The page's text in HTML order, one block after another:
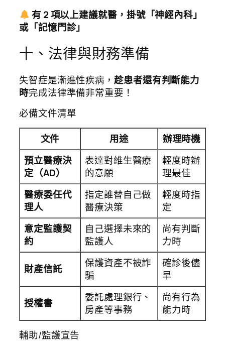
有 2 項以上建議就醫，掛號「神經內科」
或「記憶門診」
十、法律與財務準備
失智症是漸進性疾病， 趁患者還有判斷能力
時完成法律準備非常重要！
必備文件清單
文件
用途
辦理時機
預立醫療決
定（AD）
表達對維生醫療
的意願
輕度時辦
理最佳
醫療委任代
理人
指定誰替自己做
醫療決策
輕度時指
定
意定監護契
約
自己選擇未來的
監護人
尚有判斷
力時
財產信託
保護資產不被詐
騙
確診後儘
早
授權書
委託處理銀行、
房產等事務
尚有行為
能力時
輔助/監護宣告